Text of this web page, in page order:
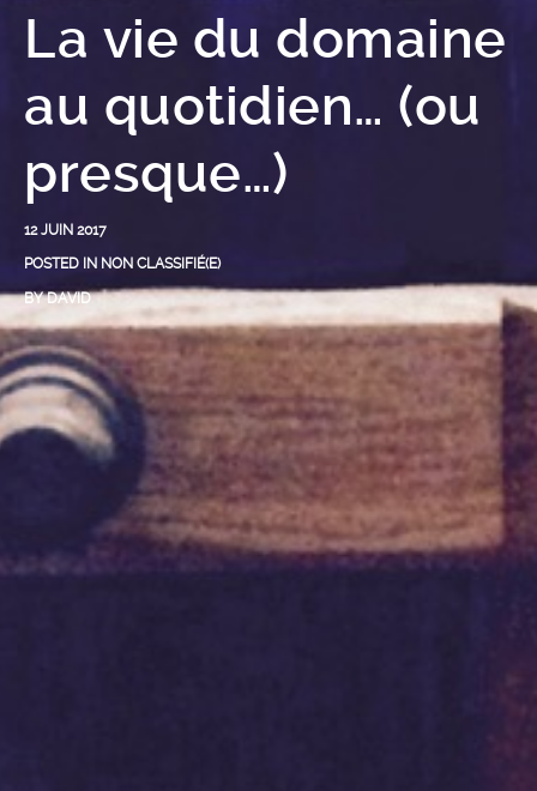
La vie du domaine
au quotidien… (ou
presque…)
12 JUIN 2017
POSTED IN NON CLASSIFIÉ(E)
BYDAVID